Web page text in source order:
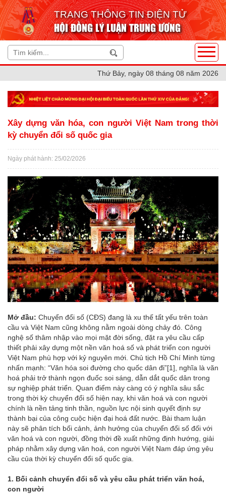
TRANG THÔNG TIN ĐIỆN TỬ
HỘI ĐỒNG LÝ LUẬN TRUNG ƯƠNG
Thứ Bảy, ngày 08 tháng 08 năm 2026
Xây dựng văn hóa, con người Việt Nam trong thời
kỳ chuyển đổi số quốc gia
Ngày phát hành: 25/02/2026
Mở đầu: Chuyển đổi số (CĐS) đang là xu thế tất yếu trên toàn
cầu và Việt Nam cũng không nằm ngoài dòng chảy đó. Công
nghệ số thâm nhập vào mọi mặt đời sống, đặt ra yêu cầu cấp
thiết phải xây dựng một nền văn hoá số và phát triển con người
Việt Nam phù hợp với kỷ nguyên mới. Chủ tịch Hồ Chí Minh từng
nhấn mạnh: “Văn hóa soi đường cho quốc dân đi”[1], nghĩa là văn
hoá phải trở thành ngọn đuốc soi sáng, dẫn dắt quốc dân trong
sự nghiệp phát triển. Quan điểm này càng có ý nghĩa sâu sắc
trong thời kỳ chuyển đổi số hiện nay, khi văn hoá và con người
chính là nền tảng tinh thần, nguồn lực nội sinh quyết định sự
thành bại của công cuộc hiện đại hoá đất nước. Bài tham luận
này sẽ phân tích bối cảnh, ảnh hưởng của chuyển đổi số đối với
văn hoá và con người, đồng thời đề xuất những định hướng, giải
pháp nhằm xây dựng văn hoá, con người Việt Nam đáp ứng yêu
cầu của thời kỳ chuyển đổi số quốc gia.
1. Bối cảnh chuyển đổi số và yêu cầu phát triển văn hoá,
con người